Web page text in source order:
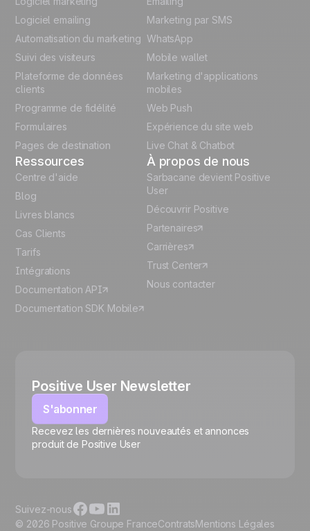
🍪
German
Italian
Logiciel emailing
Automatisation du marketing
Suivi des visiteurs
Plateforme de données
clients
Programme de fidélité
Formulaires
Pages de destination
Marketing par SMS
WhatsApp
Mobile wallet
Marketing d'applications
mobiles
Web Push
Expérience du site web
Live Chat & Chatbot
Ressources
Centre d'aide
Blog
Livres blancs
Cas Clients
Tarifs
Intégrations
Documentation API
Documentation SDK Mobile
À propos de nous
Sarbacane devient Positive
User
Découvrir Positive
Partenaires
Carrières
Trust Center
Nous contacter
Positive User Newsletter
S'abonner
Recevez les dernières nouveautés et annonces
produit de Positive User
© 2026 Positive Groupe FranceContratsMentions Légales
Suivez-nous